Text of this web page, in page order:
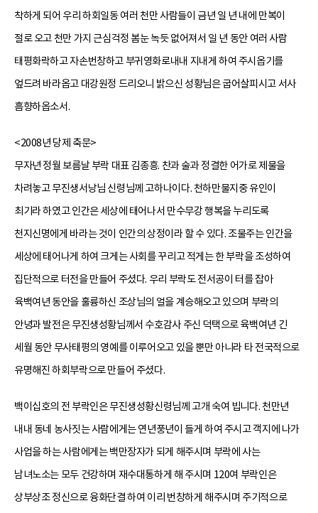
착하게 되어 우리 하회일동 여러 천만 사람들이 금년 일 년 내에 만복이
절로 오고 천만 가지 근심걱정 봄눈 녹듯 없어져서 일 년 동안 여러 사람
태평화락하고 자손번창하고 부귀영화로내내 지내게 하여 주시옵기를
엎드려 바라옵고 대강원정 드리오니 밝으신 성황님은 굽어살피시고 서사
흠향하옵소서.
<2008년 당제 축문>
무자년 정월 보름날 부락 대표 김종흥. 찬과 술과 정결한 어가로 제물을
차려놓고 무진생서낭님 신령님께 고하나이다. 천하만물지중 유인이
최기라 하였고 인간은 세상에 태어나서 만수무강 행복을 누리도록
천지신명에게 바라는 것이 인간의 상정이라 할 수 있다. 조물주는 인간을
세상에 태어나게 하여 크게는 사회를 꾸리고 적게는 한 부락을 조성하여
집단적으로 터전을 만들어 주셨다. 우리 부락도 전서공이 터를 잡아
육백여년 동안을 훌륭하신 조상님의 얼을 계승해오고 있으며 부락의
안녕과 발전은 무진생성황님께서 수호감사 주신 덕택으로 육백여년 긴
세월 동안 무사태평의 영예를 이루어오고 있을 뿐만 아니라 타 전국적으로
유명해진 하회부락으로 만들어 주셨다.
백이십호의 전 부락인은 무진생성황신령님께 고개 숙여 빕니다. 천만년
내내 동네 농사짓는 사람에게는 연년풍년이 들게 하여 주시고 객지에 나가
사업을 하는 사람에게는 백만장자가 되게 해주시며 부락에 사는
남녀노소는 모두 건강하며 재수대통하게 해 주시며 120여 부락인은
상부상조 정신으로 융화단결 하여 이리 번창하게 해주시며 주기적으로